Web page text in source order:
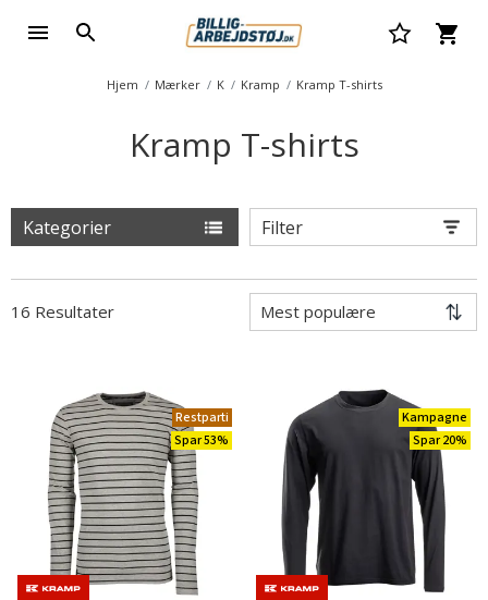
Hjem Mærker K Kramp Kramp T-shirts
Kramp T-shirts
Kategorier Filter
16 Resultater
Restparti
Spar 53%
Kampagne
Spar 20%